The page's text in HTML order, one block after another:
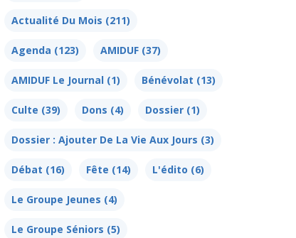
Actualité Du Mois (211)
Agenda (123) AMIDUF(37)
AMIDUF Le Journal(1) Bénévolat (13)
Culte (39) Dons (4) Dossier(1)
Dossier : Ajouter De La Vie Aux Jours (3)
Débat (16) Fête (14) L'édito (6)
Le Groupe Jeunes (4)
Le Groupe Séniors (5)